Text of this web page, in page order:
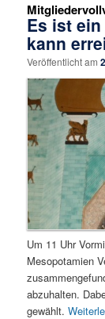
Es ist
kann
Veröffentlicht am
Um 11 Uhr
Mesopotamien
abzuhalten.
gewählt.